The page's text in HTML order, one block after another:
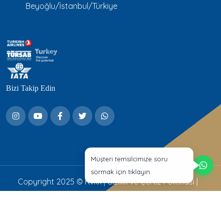
Beyoğlu/İstanbul/Türkiye
Bizi Takip Edin
Copyright 2025 © Kvkk|Gizlilik ve Çerez Politikası |
Müşteri temsilcimize soru
sormak için tıklayın